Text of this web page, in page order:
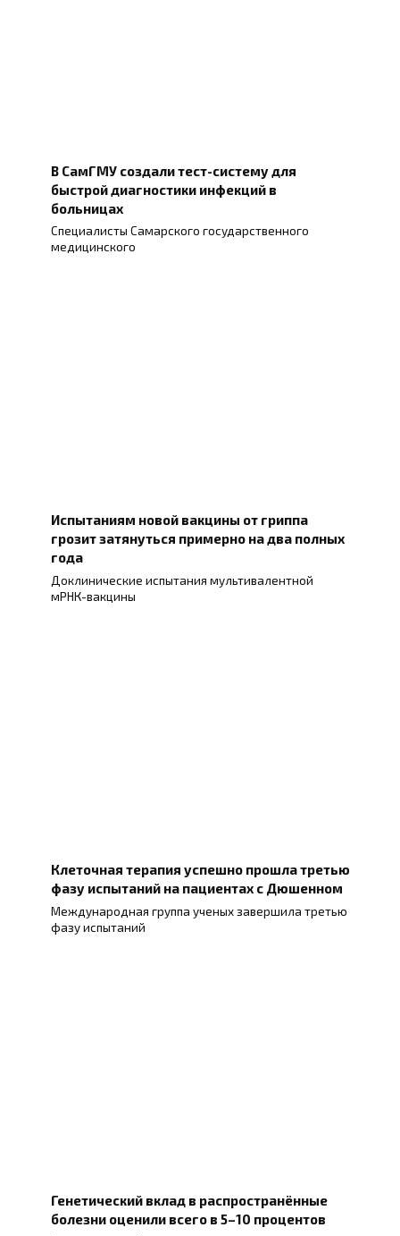
В СамГМУ создали тест-систему для
быстрой диагностики инфекций в
больницах
Специалисты Самарского государственного
медицинского
Испытаниям новой вакцины от гриппа
грозит затянуться примерно на два полных
года
Доклинические испытания мультивалентной
мРНК-вакцины
Клеточная терапия успешно прошла третью
фазу испытаний на пациентах с Дюшенном
Международная группа ученых завершила третью
фазу испытаний
Генетический вклад в распространённые
болезни оценили всего в 5–10 процентов